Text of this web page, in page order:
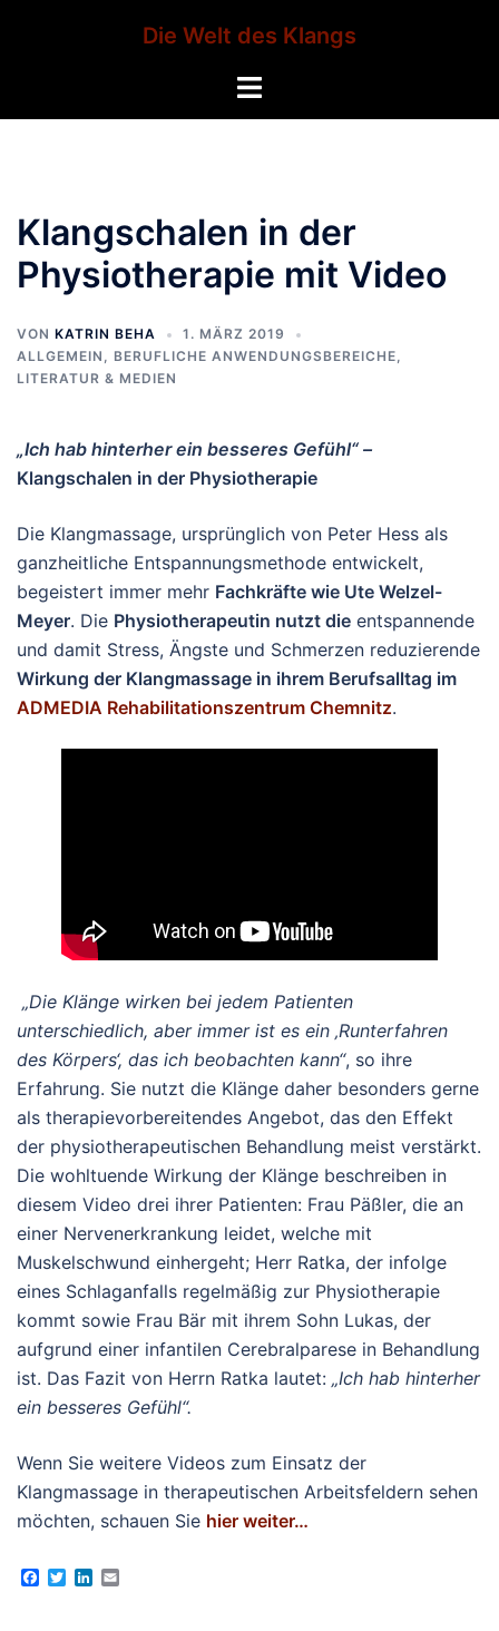
Die Welt des Klangs
Menü
Klangschalen in der
Physiotherapie mit Video
VON KATRIN BEHA
1. MÄRZ 2019
ALLGEMEIN , BERUFLICHE ANWENDUNGSBEREICHE,
LITERATUR & MEDIEN
„Ich hab hinterher ein besseres Gefühl“ –
Klangschalen in der Physiotherapie
Die Klangmassage, ursprünglich von Peter Hess als
ganzheitliche Entspannungsmethode entwickelt,
begeistert immer mehr Fachkräfte wie Ute Welzel-
Meyer. Die Physiotherapeutin nutzt die entspannende
und damit Stress, Ängste und Schmerzen reduzierende
Wirkung der Klangmassage in ihrem Berufsalltag im
ADMEDIA Rehabilitationszentrum Chemnitz.
„Die Klänge wirken bei jedem Patienten
unterschiedlich, aber immer ist es ein ‚Runterfahren
des Körpers‘, das ich beobachten kann“, so ihre
Erfahrung. Sie nutzt die Klänge daher besonders gerne
als therapievorbereitendes Angebot, das den Effekt
der physiotherapeutischen Behandlung meist verstärkt.
Die wohltuende Wirkung der Klänge beschreiben in
diesem Video drei ihrer Patienten: Frau Päßler, die an
einer Nervenerkrankung leidet, welche mit
Muskelschwund einhergeht; Herr Ratka, der infolge
eines Schlaganfalls regelmäßig zur Physiotherapie
kommt sowie Frau Bär mit ihrem Sohn Lukas, der
aufgrund einer infantilen Cerebralparese in Behandlung
ist. Das Fazit von Herrn Ratka lautet: „Ich hab hinterher
ein besseres Gefühl“.
Wenn Sie weitere Videos zum Einsatz der
Klangmassage in therapeutischen Arbeitsfeldern sehen
möchten, schauen Sie hier weiter…
Facebook
TwitterLinkedIn